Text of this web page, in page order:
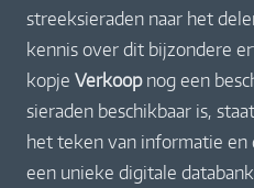
streeksieraden naar het
kennis over dit bijzondere
kopje Verkoopnog een
sieraden beschikbaar is,
het teken van informatie en
een unieke digitale